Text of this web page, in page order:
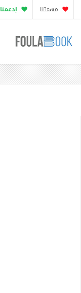
مهمتنا إدعمنا